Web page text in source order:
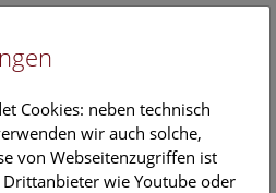
EN
Cookies: neben technisch
wir auch solche,
von Webseitenzugriffen ist
wie Youtube oder